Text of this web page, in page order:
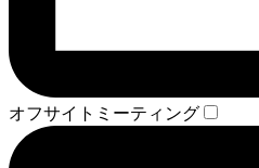
オフサイトミーティング